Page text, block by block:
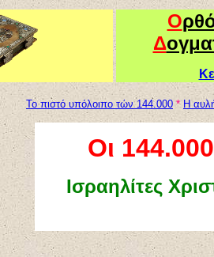
Ο
Δ
Το πιστό υπόλοιπο τών 144.000 * H
Οι
Ισραηλίτες